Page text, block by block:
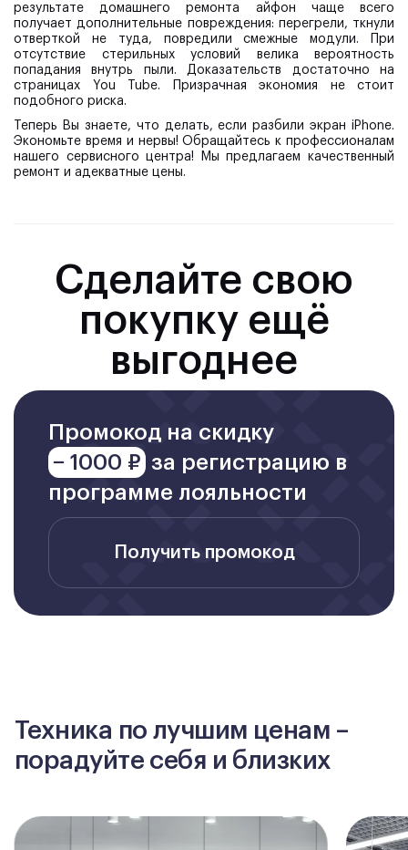
результате домашнего ремонта айфон чаще всего
получает дополнительные повреждения: перегрели, ткнули
отверткой не туда, повредили смежные модули. При
отсутствие стерильных условий велика вероятность
попадания внутрь пыли. Доказательств достаточно на
страницах You Tube. Призрачная экономия не стоит
подобного риска.
Теперь Вы знаете, что делать, если разбили экран iPhone.
Экономьте время и нервы! Обращайтесь к профессионалам
нашего сервисного центра! Мы предлагаем качественный
ремонт и адекватные цены.
Сделайте свою
покупку ещё
выгоднее
Промокод на скидку
− 1000 ₽ за регистрацию в
программе лояльности
Получить промокод
Техника по лучшим ценам –
порадуйте себя и близких